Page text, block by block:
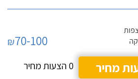
₪70-100
מחיר
0 הצעות מחיר